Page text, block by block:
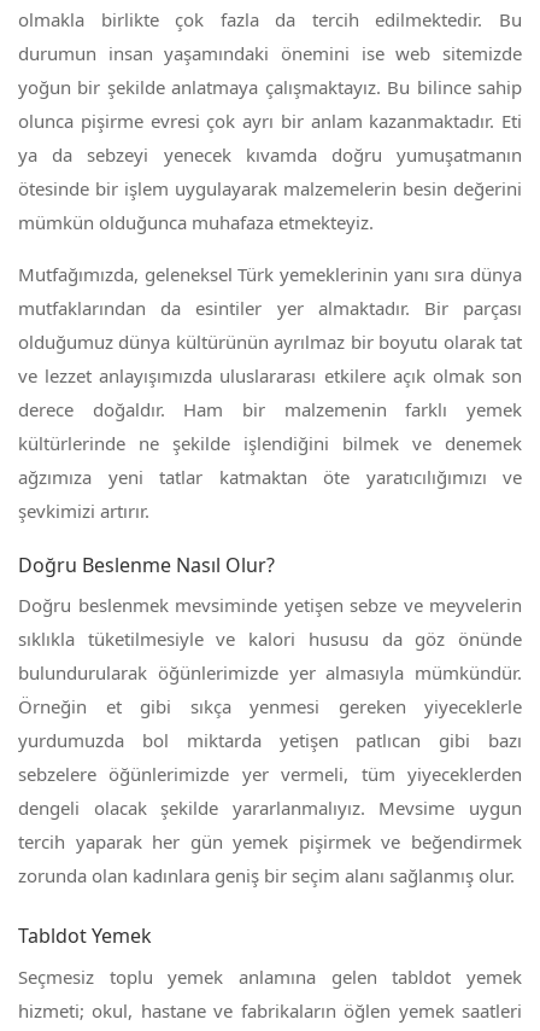
olmakla birlikte çok fazla da tercih edilmektedir. Bu
durumun insan yaşamındaki önemini ise web sitemizde
yoğun bir şekilde anlatmaya çalışmaktayız. Bu bilince sahip
olunca pişirme evresi çok ayrı bir anlam kazanmaktadır. Eti
ya da sebzeyi yenecek kıvamda doğru yumuşatmanın
ötesinde bir işlem uygulayarak malzemelerin besin değerini
mümkün olduğunca muhafaza etmekteyiz.
Mutfağımızda, geleneksel Türk yemeklerinin yanı sıra dünya
mutfaklarından da esintiler yer almaktadır. Bir parçası
olduğumuz dünya kültürünün ayrılmaz bir boyutu olarak tat
ve lezzet anlayışımızda uluslararası etkilere açık olmak son
derece doğaldır. Ham bir malzemenin farklı yemek
kültürlerinde ne şekilde işlendiğini bilmek ve denemek
ağzımıza yeni tatlar katmaktan öte yaratıcılığımızı ve
şevkimizi artırır.
Doğru Beslenme Nasıl Olur?
Doğru beslenmek mevsiminde yetişen sebze ve meyvelerin
sıklıkla tüketilmesiyle ve kalori hususu da göz önünde
bulundurularak öğünlerimizde yer almasıyla mümkündür.
Örneğin et gibi sıkça yenmesi gereken yiyeceklerle
yurdumuzda bol miktarda yetişen patlıcan gibi bazı
sebzelere öğünlerimizde yer vermeli, tüm yiyeceklerden
dengeli olacak şekilde yararlanmalıyız. Mevsime uygun
tercih yaparak her gün yemek pişirmek ve beğendirmek
zorunda olan kadınlara geniş bir seçim alanı sağlanmış olur.
Tabldot Yemek
Seçmesiz toplu yemek anlamına gelen tabldot yemek
hizmeti; okul, hastane ve fabrikaların öğlen yemek saatleri